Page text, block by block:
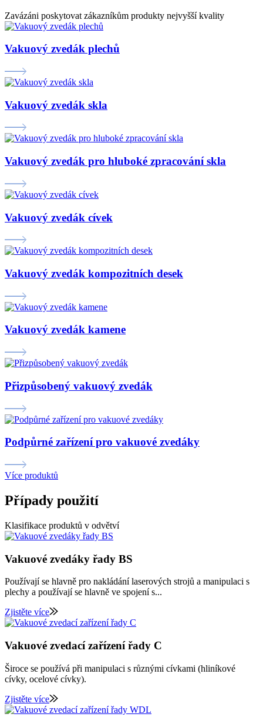
Zavázáni poskytovat zákazníkům produkty nejvyšší kvality
Vakuový zvedák plechů
Vakuový zvedák skla
Vakuový zvedák pro hluboké zpracování skla
Vakuový zvedák cívek
Vakuový zvedák kompozitních desek
Vakuový zvedák kamene
Přizpůsobený vakuový zvedák
Podpůrné zařízení pro vakuové zvedáky
Více produktů
Případy použití
Klasifikace produktů v odvětví
Vakuové zvedáky řady BS
Používají se hlavně pro nakládání laserových strojů a manipulaci s
plechy a používají se hlavně ve spojení s...
Zjistěte více
Vakuové zvedací zařízení řady C
Široce se používá při manipulaci s různými cívkami (hliníkové
cívky, ocelové cívky).
Zjistěte více